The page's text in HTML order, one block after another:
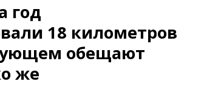
Услуги
Электроника
Мебель
Погода
год
18 километров
обещают
же